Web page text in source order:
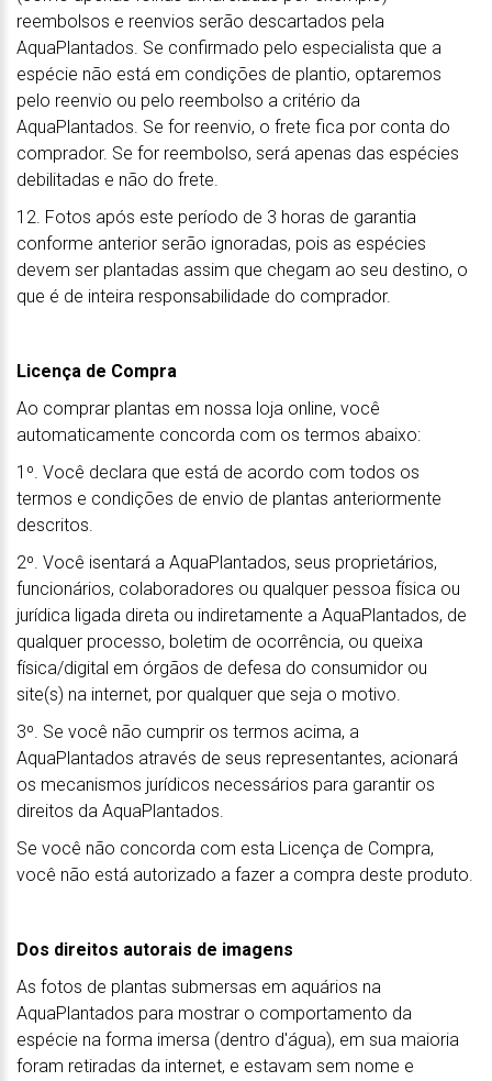
reembolsos e reenvios serão descartados pela
AquaPlantados. Se confirmado pelo especialista que a
espécie não está em condições de plantio, optaremos
pelo reenvio ou pelo reembolso a critério da
AquaPlantados. Se for reenvio, o frete fica por conta do
comprador. Se for reembolso, será apenas das espécies
debilitadas e não do frete.
12. Fotos após este período de 3 horas de garantia
conforme anterior serão ignoradas, pois as espécies
devem ser plantadas assim que chegam ao seu destino, o
que é de inteira responsabilidade do comprador.
Licença de Compra
Ao comprar plantas em nossa loja online, você
automaticamente concorda com os termos abaixo:
1º. Você declara que está de acordo com todos os
termos e condições de envio de plantas anteriormente
descritos.
2º. Você isentará a AquaPlantados, seus proprietários,
funcionários, colaboradores ou qualquer pessoa física ou
jurídica ligada direta ou indiretamente a AquaPlantados, de
qualquer processo, boletim de ocorrência, ou queixa
física/digital em órgãos de defesa do consumidor ou
site(s) na internet, por qualquer que seja o motivo.
3º. Se você não cumprir os termos acima, a
AquaPlantados através de seus representantes, acionará
os mecanismos jurídicos necessários para garantir os
direitos da AquaPlantados.
Se você não concorda com esta Licença de Compra,
você não está autorizado a fazer a compra deste produto.
Dos direitos autorais de imagens
As fotos de plantas submersas em aquários na
AquaPlantados para mostrar o comportamento da
espécie na forma imersa (dentro d'água), em sua maioria
foram retiradas da internet, e estavam sem nome e